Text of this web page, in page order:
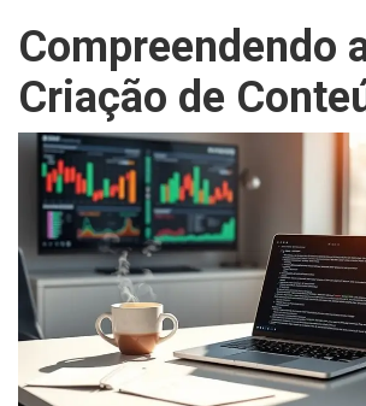
Compreendendo
Criação de